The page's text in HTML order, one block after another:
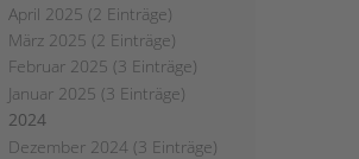
April 2025 (2 Einträge)
März 2025 (2 Einträge)
Februar 2025 (3 Einträge)
Januar 2025 (3 Einträge)
2024
Dezember 2024 (3 Einträge)